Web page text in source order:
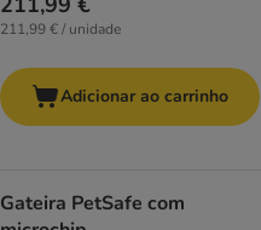
211,99 € / unidade
Adicionar ao carrinho
Gateira PetSafe com